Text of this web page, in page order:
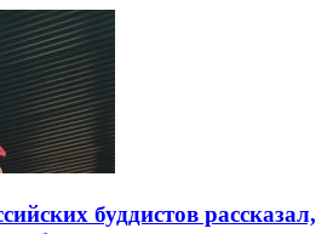
буддистов рассказал,